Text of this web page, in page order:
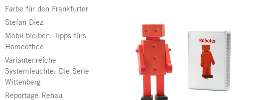
Farbe für den Frankfurter
Stefan Diez
Mobil bleiben: Tipps fürs
Homeoffice
Variantenreiche
Systemleuchte: Die Serie
Wittenberg
Reportage Rehau